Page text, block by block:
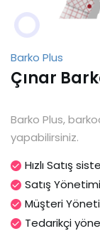
Barko Plus
Çınar
Barko Plus,
yapabilirsiniz.
Hızlı Satış
Satış Yönetimi
Müşteri
Tedarikçi